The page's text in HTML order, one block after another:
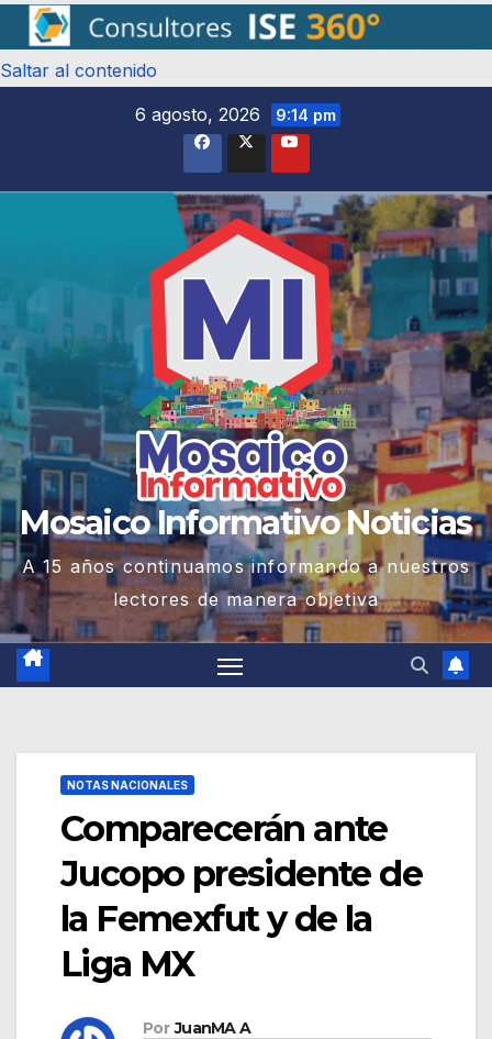
Saltar al contenido
6 agosto, 2026
9:14 pm
Mosaico Informativo Noticias
A 15 años continuamos informando a nuestros
lectores de manera objetiva
NOTAS NACIONALES
Comparecerán ante
Jucopo presidente de
la Femexfut y de la
Liga MX
Por JuanMA A